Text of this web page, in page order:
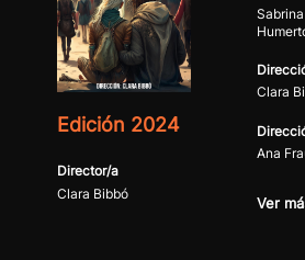
Edición 2024
Director/a
Clara Bibbó
Sabrina
Clara
Ana
Ver